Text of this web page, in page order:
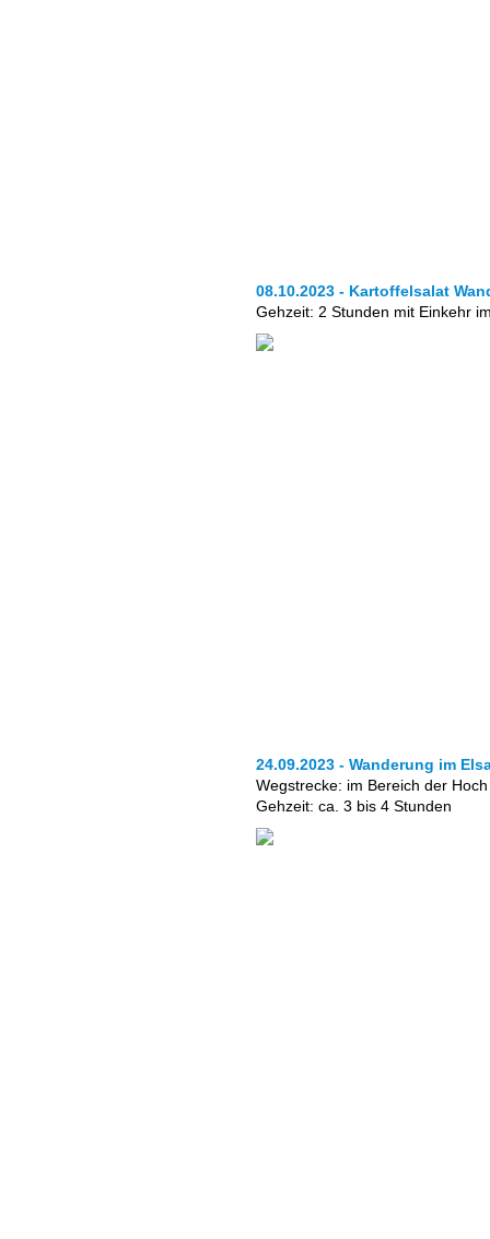
08.10.2023 - Kartoffelsalat
Gehzeit: 2 Stunden mit Einkehr
24.09.2023 - Wanderung im
Wegstrecke: im Bereich der
Gehzeit: ca. 3 bis 4 Stunden